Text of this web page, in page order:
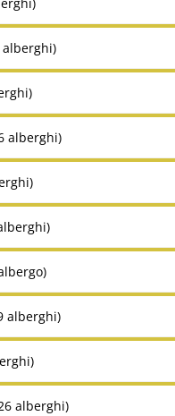
alberghi)
alberghi)
alberghi)
alberghi)